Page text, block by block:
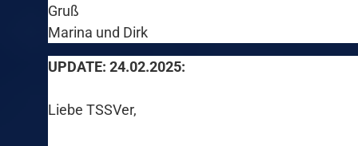
Gruß
Marina und Dirk
UPDATE: 24.02.2025:
Liebe TSSVer,